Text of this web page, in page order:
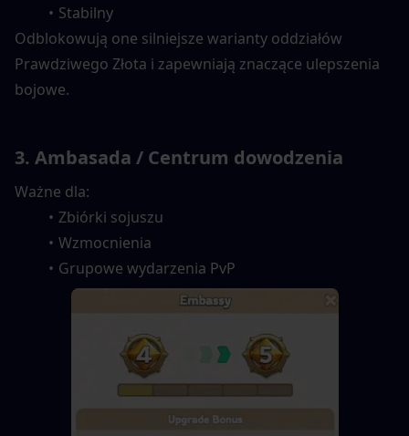
Stabilny
Odblokowują one silniejsze warianty oddziałów
Prawdziwego Złota i zapewniają znaczące ulepszenia
bojowe.
3. Ambasada / Centrum dowodzenia
Ważne dla:
Zbiórki sojuszu
Wzmocnienia
Grupowe wydarzenia PvP